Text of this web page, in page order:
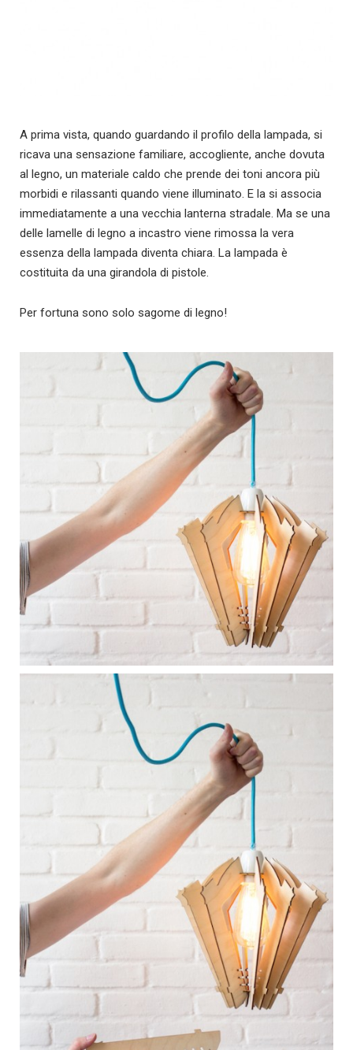
A prima vista, quando guardando il profilo della lampada, si
ricava una sensazione familiare, accogliente, anche dovuta
al legno, un materiale caldo che prende dei toni ancora più
morbidi e rilassanti quando viene illuminato. E la si associa
immediatamente a una vecchia lanterna stradale. Ma se una
delle lamelle di legno a incastro viene rimossa la vera
essenza della lampada diventa chiara. La lampada è
costituita da una girandola di pistole.
Per fortuna sono solo sagome di legno!